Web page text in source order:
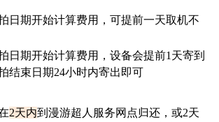
日期开始计算费用，可提前一天取机不
日期开始计算费用，设备会提前1天寄到
结束日期24小时内寄出即可
2天内到漫游超人服务网点归还，或2天